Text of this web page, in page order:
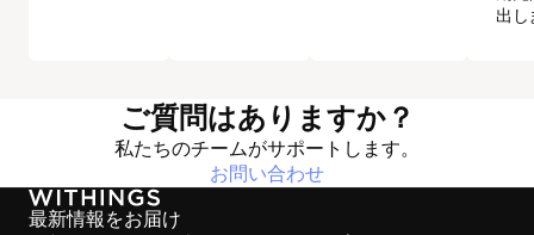
出し
ご質問はありますか？
私たちのチームがサポートします。
お問い合わせ
最新情報をお届け